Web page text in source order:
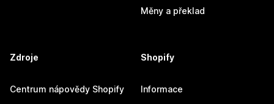
Měny a překlad
Zdroje
Centrum nápovědy Shopify
Shopify
Informace